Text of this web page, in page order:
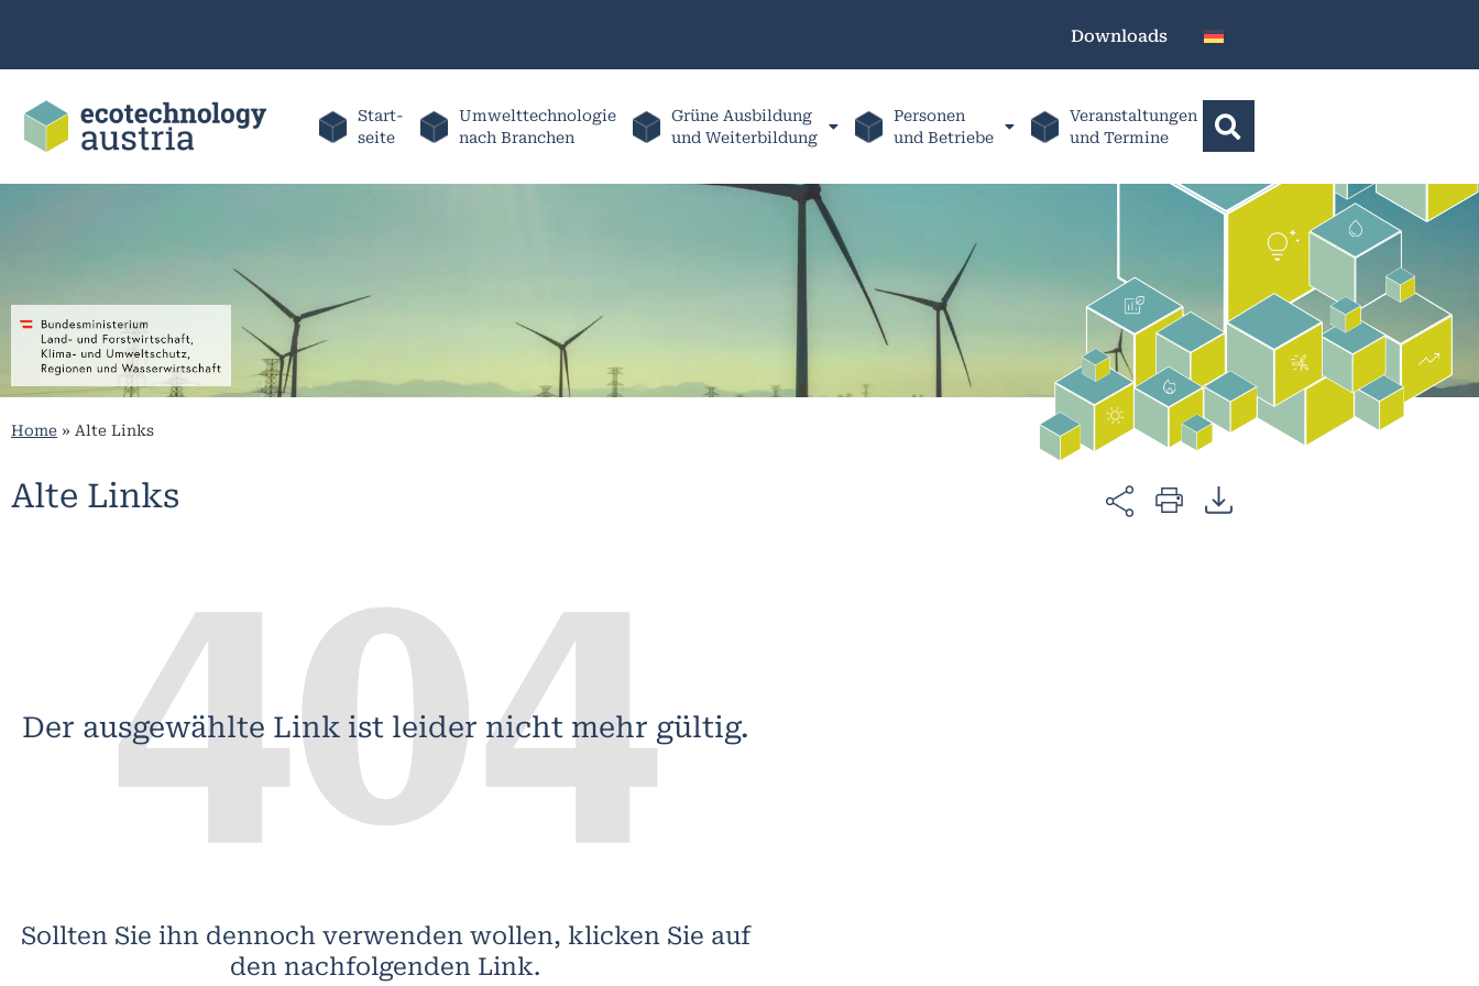
Downloads
Start-
seite
Umwelttechnologie
nach Branchen
Grüne Ausbildung
und Weiterbildung
Personen
und Betriebe
Veranstaltungen
und Termine
Home » Alte Links
Alte Links
404
Der ausgewählte Link ist leider nicht mehr gültig.
Sollten Sie ihn dennoch verwenden wollen, klicken Sie auf
den nachfolgenden Link.